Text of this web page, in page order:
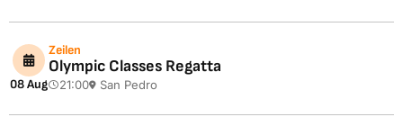
08 Aug
Zeilen
Olympic Classes Regatta
21:00 San Pedro